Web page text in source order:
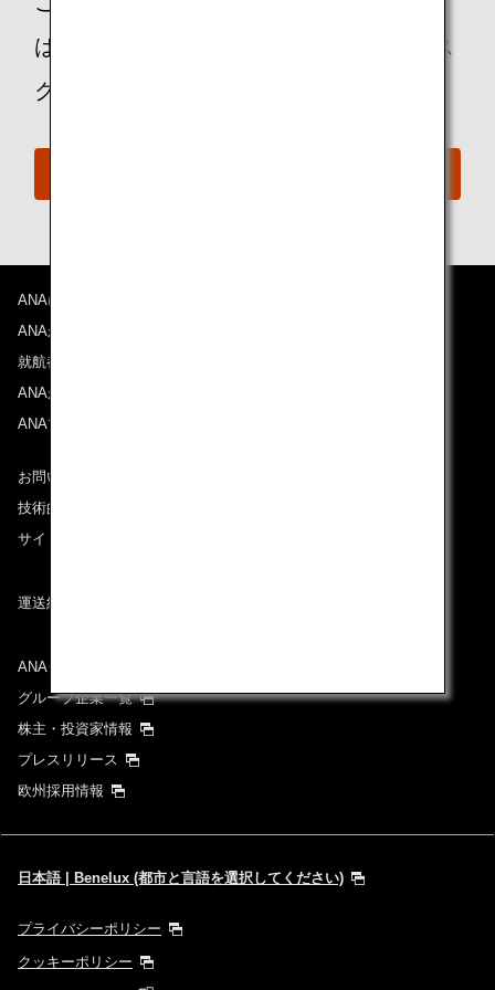
は、ANAおからだの不自由な方の相談デス
クに遠慮なくお問い合わせください。
ANAについて
ANAからのお知らせ
就航都市
ANAがお約束する体験
ANAマイレージクラブ
お問い合わせ
技術的なお問い合わせ（推奨環境）
サイトマップ
運送約款
ANAグループについて
グループ企業一覧
株主・投資家情報
プレスリリース
欧州採用情報
日本語 | Benelux (都市と言語を選択してください)
プライバシーポリシー
クッキーポリシー